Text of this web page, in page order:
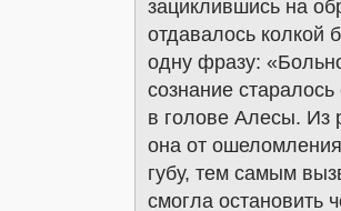
зациклившись на
отдавалось колкой
одну фразу:
сознание
в голове Алесы. Из
она от
губу, тем самым
смогла остановить